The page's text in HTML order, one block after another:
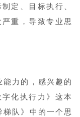
定、目标执行、
重，导致专业思
能力的，感兴趣的
化执行力》这本
梯队》中的一个思